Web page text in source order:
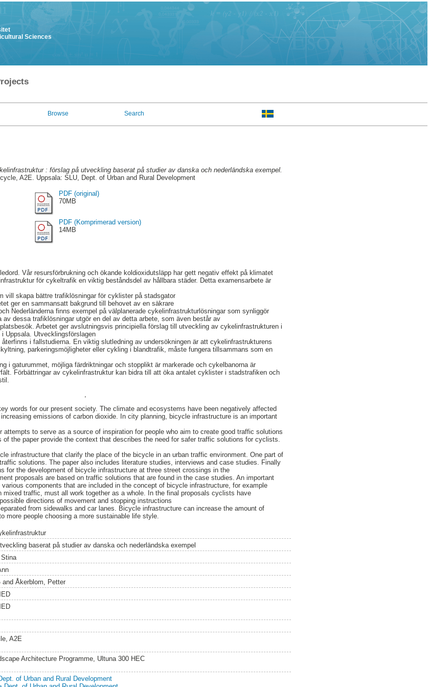
Sciences
Browse Search
: förslag på utveckling baserat på studier av danska och nederländska exempel.
A2E. Uppsala: SLU, Dept. of Urban and Rural Development
PDF (original)
70MB
PDF (Komprimerad version)
14MB
Vår resursförbrukning och ökande koldioxidutsläpp har gett negativ effekt på klimatet
för cykeltrafik en viktig beståndsdel av hållbara städer. Detta examensarbete är
vill skapa bättre trafiklösningar för cyklister på stadsgator
ger en sammansatt bakgrund till behovet av en säkrare
Nederländerna finns exempel på välplanerade cykelinfrastrukturlösningar som synliggör
dessa trafiklösningar utgör en del av detta arbete, som även består av
Arbetet ger avslutningsvis principiella förslag till utveckling av cykelinfrastrukturen i
Uppsala. Utvecklingsförslagen
i fallstudierna. En viktig slutledning av undersökningen är att cykelinfrastrukturens
parkeringsmöjligheter eller cykling i blandtrafik, måste fungera tillsammans som en
i gaturummet, möjliga färdriktningar och stopplikt är markerade och cykelbanorna är
Förbättringar av cykelinfrastruktur kan bidra till att öka antalet cyklister i stadstrafiken och
words for our present society. The climate and ecosystems have been negatively affected
emissions of carbon dioxide. In city planning, bicycle infrastructure is an important
attempts to serve as a source of inspiration for people who aim to create good traffic solutions
the paper provide the context that describes the need for safer traffic solutions for cyclists.
infrastructure that clarify the place of the bicycle in an urban traffic environment. One part of
solutions. The paper also includes literature studies, interviews and case studies. Finally
for the development of bicycle infrastructure at three street crossings in the
proposals are based on traffic solutions that are found in the case studies. An important
components that are included in the concept of bicycle infrastructure, for example
traffic, must all work together as a whole. In the final proposals cyclists have
directions of movement and stopping instructions
from sidewalks and car lanes. Bicycle infrastructure can increase the amount of
more people choosing a more sustainable life style.
baserat på studier av danska och nederländska exempel
and Åkerblom, Petter
A2E
Architecture Programme, Ultuna 300 HEC
of Urban and Rural Development